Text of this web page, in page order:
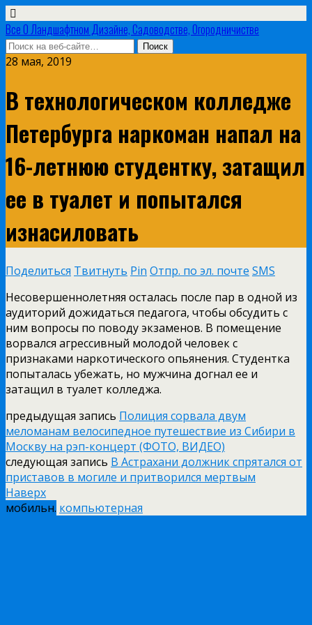
Все О Ландшафтном Дизайне, Садоводстве, Огородничистве
28 мая, 2019
В технологическом колледже
Петербурга наркоман напал на
16-летнюю студентку, затащил
ее в туалет и попытался
изнасиловать
Поделиться Твитнуть Pin Отпр. по эл. почте SMS
Несовершеннолетняя осталась после пар в одной из
аудиторий дожидаться педагога, чтобы обсудить с
ним вопросы по поводу экзаменов. В помещение
ворвался агрессивный молодой человек с
признаками наркотического опьянения. Студентка
попыталась убежать, но мужчина догнал ее и
затащил в туалет колледжа.
предыдущая запись Полиция сорвала двум
меломанам велосипедное путешествие из Сибири в
Москву на рэп-концерт (ФОТО, ВИДЕО)
следующая запись В Астрахани должник спрятался от
приставов в могиле и притворился мертвым
Наверх
мобильн. компьютерная